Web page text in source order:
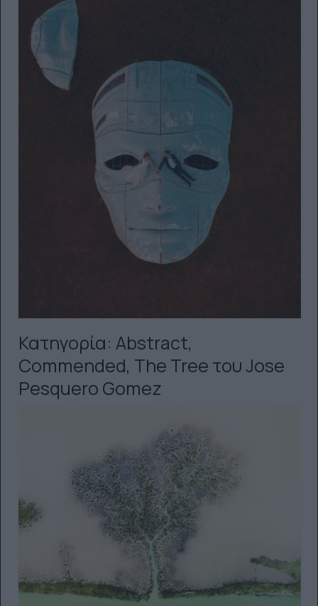
Κατηγορία: Abstract,
Commended, The Tree του Jose
Pesquero Gomez